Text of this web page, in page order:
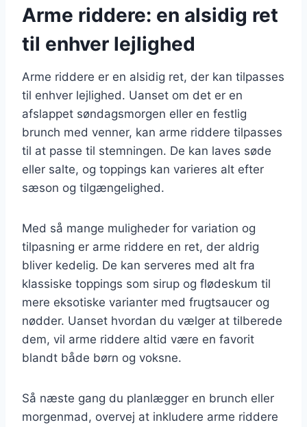
Arme riddere: en alsidig ret
til enhver lejlighed
Arme riddere er en alsidig ret, der kan tilpasses
til enhver lejlighed. Uanset om det er en
afslappet søndagsmorgen eller en festlig
brunch med venner, kan arme riddere tilpasses
til at passe til stemningen. De kan laves søde
eller salte, og toppings kan varieres alt efter
sæson og tilgængelighed.
Med så mange muligheder for variation og
tilpasning er arme riddere en ret, der aldrig
bliver kedelig. De kan serveres med alt fra
klassiske toppings som sirup og flødeskum til
mere eksotiske varianter med frugtsaucer og
nødder. Uanset hvordan du vælger at tilberede
dem, vil arme riddere altid være en favorit
blandt både børn og voksne.
Så næste gang du planlægger en brunch eller
morgenmad, overvej at inkludere arme riddere